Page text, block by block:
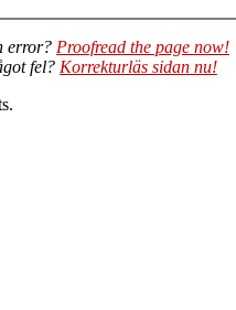
error? Proofread the page now!
fel? Korrekturläs sidan nu!